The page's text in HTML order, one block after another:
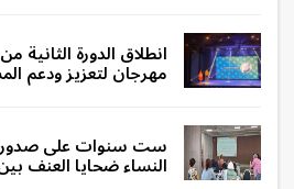
انطلاق الدورة الثانية
مهرجان لتعزيز ودعم
النساء ضحايا العنف